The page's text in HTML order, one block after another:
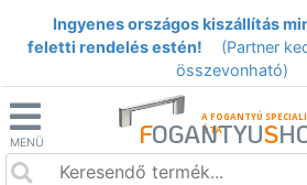
Ingyenes országos kiszállítás
feletti rendelés estén!
(Partner
összevonható)
MENÜ
A FOGANTYÚ
ÓTA
FOGANTYUS